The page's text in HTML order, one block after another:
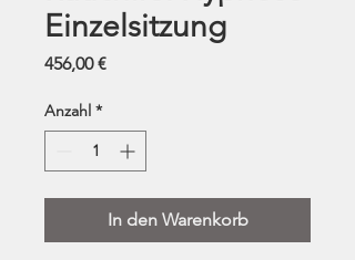
Einzelsitzung
456,00 €Preis
Anzahl *
In den Warenkorb